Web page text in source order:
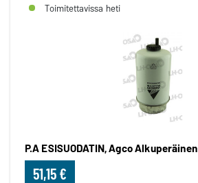
Toimitettavissa heti
P.A ESISUODATIN, Agco Alkuperäinen
51,15 €